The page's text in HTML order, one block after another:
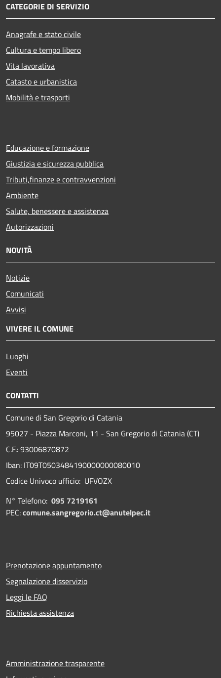
CATEGORIE DI SERVIZIO
Anagrafe e stato civile
Cultura e tempo libero
Vita lavorativa
Catasto e urbanistica
Mobilità e trasporti
Educazione e formazione
Giustizia e sicurezza pubblica
Tributi,finanze e contravvenzioni
Ambiente
Salute, benessere e assistenza
Autorizzazioni
NOVITÀ
Notizie
Comunicati
Avvisi
VIVERE IL COMUNE
Luoghi
Eventi
CONTATTI
Comune di San Gregorio di Catania
95027 - Piazza Marconi, 11 - San Gregorio di Catania (CT)
C.F.: 93006870872
Iban: IT09T0503484190000000080010
Codice Univoco ufficio: UFVOZX
N° Telefono: 095 7219161
PEC:comune.sangregorio.ct@anutelpec.it
Prenotazione appuntamento
Segnalazione disservizio
Leggi le FAQ
Richiesta assistenza
Amministrazione trasparente